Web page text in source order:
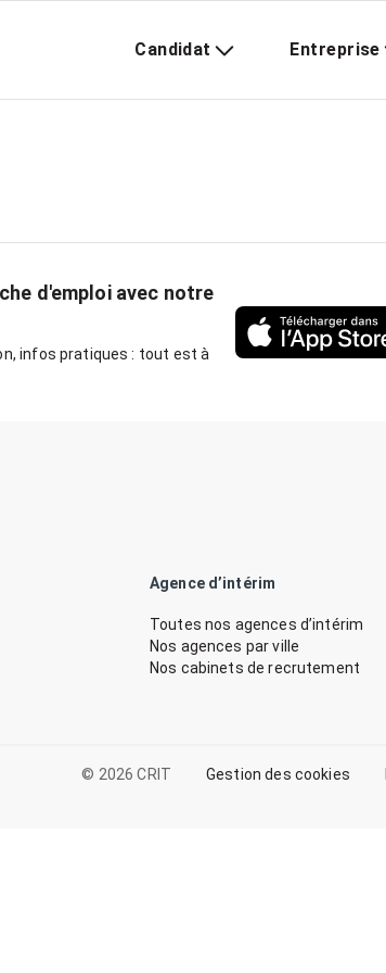
Candidat Entreprise
d'emploi avec notre
infos pratiques : tout est à
Agence d’intérim
Toutes nos agences d’intérim
Nos agences par ville
Nos cabinets de recrutement
© 2026 CRIT Gestion des cookies